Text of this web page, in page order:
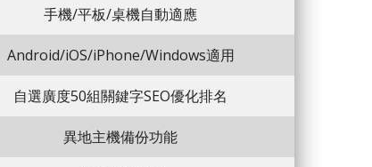
手機/平板/桌機自動適應
Android/iOS/iPhone/Windows適用
自選廣度50組關鍵字SEO優化排名
異地主機備份功能